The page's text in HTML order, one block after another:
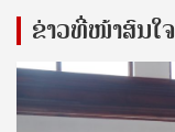
ຂ່າວທີ່ໜ້າສົນໃຈ